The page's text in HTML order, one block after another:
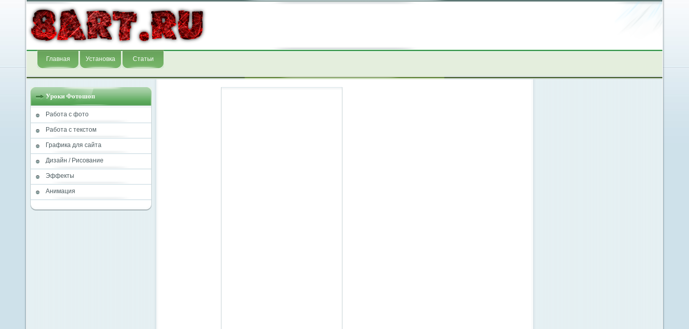
Главная Установка Статьи
Уроки Фотошоп
Работа с фото
Работа с текстом
Графика для сайта
Дизайн / Рисование
Эффекты
Анимация